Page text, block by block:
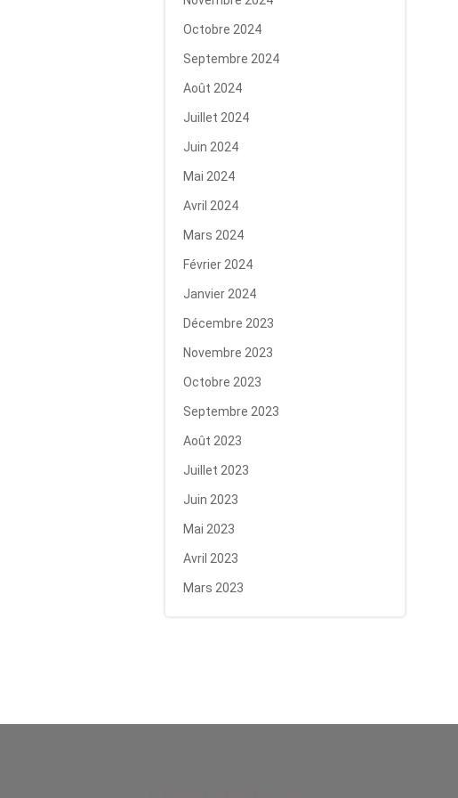
Octobre 2024
Septembre 2024
Août 2024
Juillet 2024
Juin 2024
Mai 2024
Avril 2024
Mars 2024
Février 2024
Janvier 2024
Décembre 2023
Novembre 2023
Octobre 2023
Septembre 2023
Août 2023
Juillet 2023
Juin 2023
Mai 2023
Avril 2023
Mars 2023